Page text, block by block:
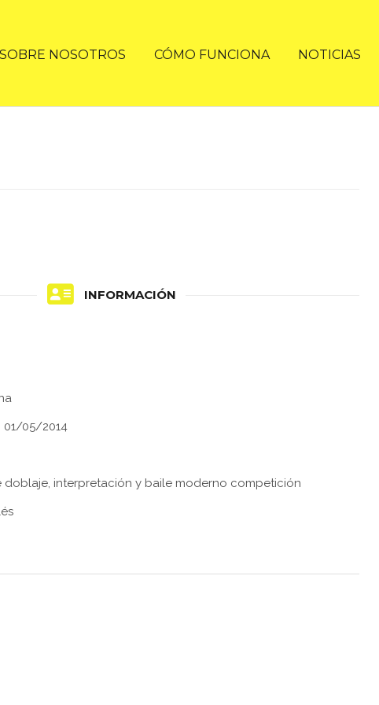
SOBRE NOSOTROS CÓMO FUNCIONA NOTICIAS
INFORMACIÓN
01/05/2014
doblaje, interpretación y baile moderno competición